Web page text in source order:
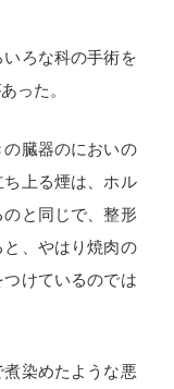
ろな科の手術を
った。
臓器のにおいの
上る煙は、ホル
と同じで、整形
、やはり焼肉の
けているのでは
染めたような悪